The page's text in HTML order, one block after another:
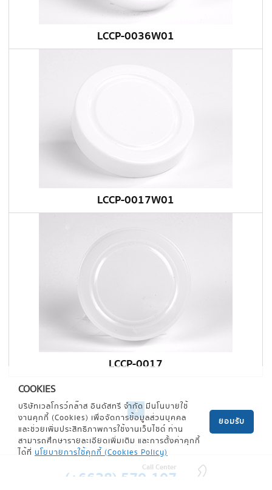
LCCP-0036W01
LCCP-0017W01
LCCP-0017
1
COOKIES
บริษัทเวลโกรว์กล๊าส อินดัสทรี จำกัด มีนโนบายใช้
งานคุกกี้ (Cookies) เพื่อจัดการข้อมูลส่วนบุคคล
และช่วยเพิ่มประสิทธิภาพการใช้งานเว็บไซต์ ท่าน
สามารถศึกษารายละเอียดเพิ่มเติม และการตั้งค่าคุกกี้
ได้ที่ นโยบายการใช้คุกกี้ (Cookies Policy)
ยอมรับ
Call Center
(+6638) 570-107